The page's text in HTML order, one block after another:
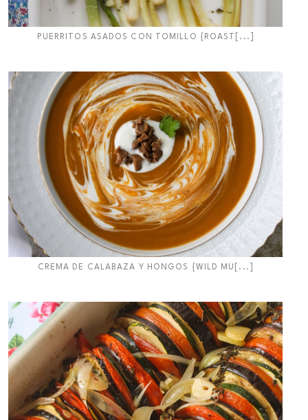
PUERRITOS ASADOS CON TOMILLO {ROAST[...]
CREMA DE CALABAZA Y HONGOS {WILD MU[...]